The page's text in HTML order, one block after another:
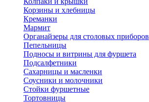
Корзины и хлебницы
Креманки
Мармит
Органайзеры для столовых приборов
Пепельницы
Подносы и витрины для фуршета
Подсалфетники
Сахарницы и масленки
Соусники и молочники
Стойки фуршетные
Тортовницы